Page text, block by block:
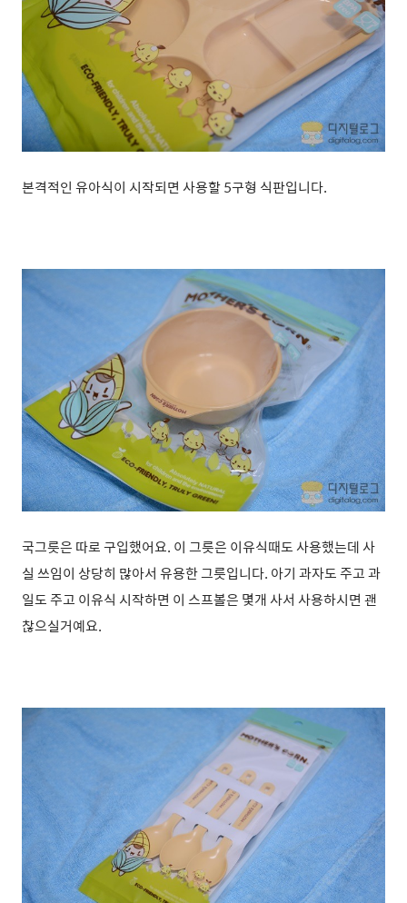
본격적인 유아식이 시작되면 사용할 5구형 식판입니다.
국그릇은 따로 구입했어요. 이 그릇은 이유식때도 사용했는데 사
실 쓰임이 상당히 많아서 유용한 그릇입니다. 아기 과자도 주고 과
일도 주고 이유식 시작하면 이 스프볼은 몇개 사서 사용하시면 괜
찮으실거예요.